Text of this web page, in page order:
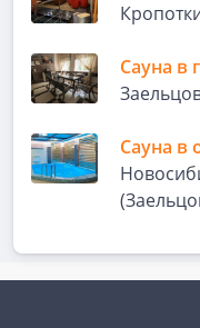
Сауна в
Сауна в